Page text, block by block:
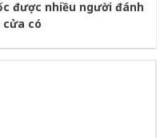
được nhiều người đánh
cửa có